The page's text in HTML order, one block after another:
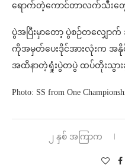
ရောက်တဲ့ကောင်တာလက်သီးတွ
ပွဲအပြီးမှာတော့ ပွဲစဉ်တလျှော
ကိုအမှတ်ပေးဒိုင်အားလုံးက အနို
အထိနာတဲ့ရှုံးပွဲတပွဲ ထပ်တိုးသွား
Photo: SS from One
၂ နှစ် အကြာက